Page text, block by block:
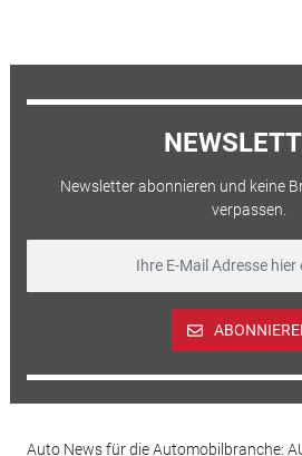
Newsletter abonnieren und keine
verpassen.
Auto News für die Automobilbranche: